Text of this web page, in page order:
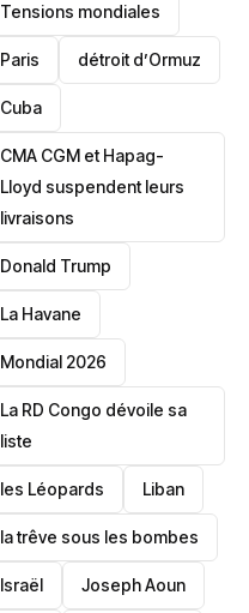
Tensions mondiales
Paris détroit d’Ormuz
‎Cuba
CMA CGM et Hapag-
Lloyd suspendent leurs
livraisons
Donald Trump
La Havane
Mondial 2026
La RD Congo dévoile sa
liste
les Léopards ‎Liban
la trêve sous les bombes
Israël Joseph Aoun